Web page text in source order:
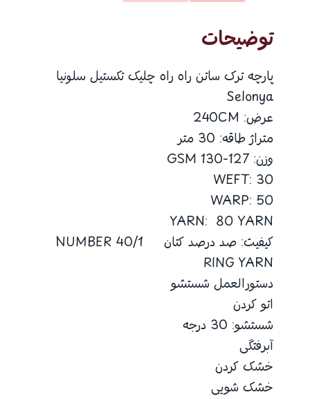
توضیحات
پارچه ترک ساتن راه راه چلیک تکستیل سلونیا
Selonya
عرض: 240CM
متراژ طاقه: 30 متر
وزن: 127-130 GSM
WEFT: 30
WARP: 50
YARN: 80 YARN
کیفیت: صد درصد کتان 40/1 NUMBER
RING YARN
دستورالعمل شستشو
اتو کردن
شستشو: 30 درجه
آبرفتگی
خشک کردن
خشک شویی